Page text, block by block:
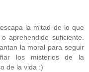
la mitad de lo que
aprehendido suficiente.
la moral para seguir
los misterios de la
de la vida :)